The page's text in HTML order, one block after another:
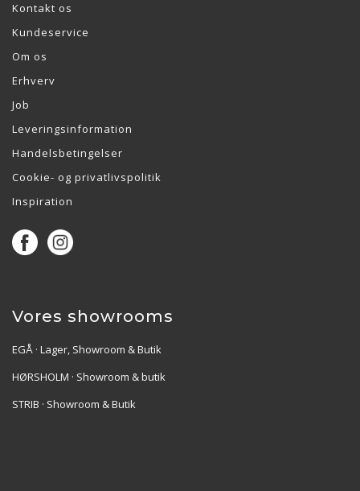
Kontakt os
Kundeservice
Om os
Erhverv
Job
Leveringsinformation
Handelsbetingelser
Cookie- og privatlivspolitik
Inspiration
Vores showrooms
EGÅ · Lager, Showroom & Butik
HØRSHOLM · Showroom & butik
STRIB · Showroom & Butik